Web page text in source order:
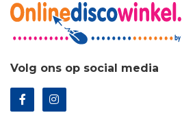
Volg ons op social media